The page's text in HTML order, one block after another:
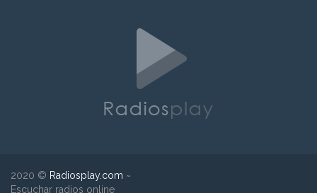
2020 © Radiosplay.com ~
Escuchar radios online